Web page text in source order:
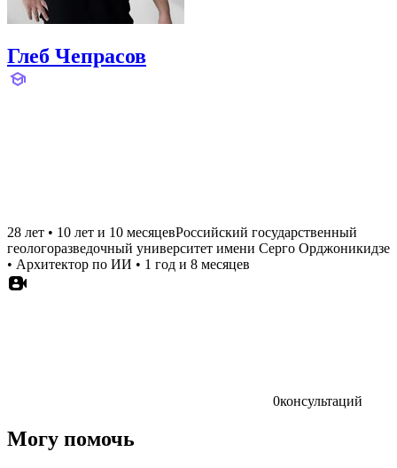
Глеб Чепрасов
28 лет • 10 лет и 10 месяцевРоссийский государственный
геологоразведочный университет имени Серго Орджоникидзе
• Архитектор по ИИ • 1 год и 8 месяцев
0консультаций
Могу помочь